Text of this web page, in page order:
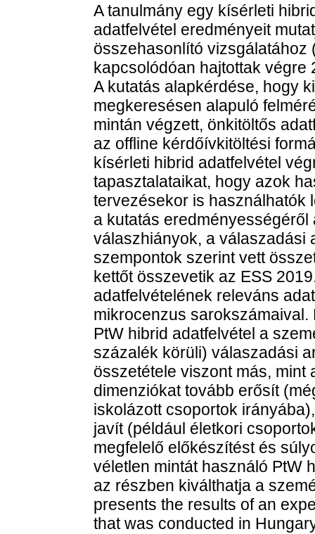
A tanulmány egy kísérleti
adatfelvétel eredményeit
összehasonlító vizsgálatához
kapcsolódóan hajtottak
A kutatás alapkérdése, hogy
megkeresésen alapuló
mintán végzett, önkitöltős
az offline kérdőívkitöltési
kísérleti hibrid adatfelvétel
tapasztalataikat, hogy azok
tervezésekor is használhatók
a kutatás
válaszhiányok, a válaszadási
szempontok szerint vett
kettőt összevetik az ESS
adatfelvételének releváns
mikrocenzus
PtW hibrid adatfelvétel a
százalék körüli) válaszadási
összetétele viszont más, mint
dimenziókat tovább erősít
iskolázott csoportok
javít (például életkori
megfelelő előkészítést és
véletlen mintát használó PtW
az részben kiválthatja a
presents the results of an
that was conducted in